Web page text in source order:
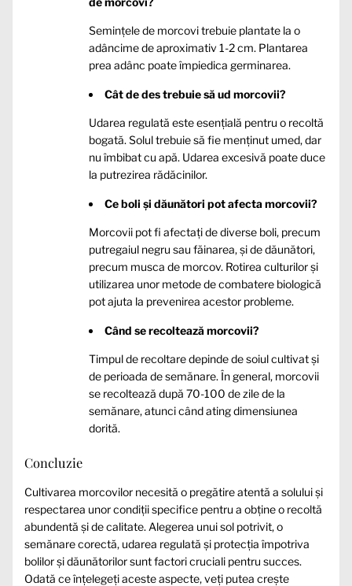
Semințele de morcovi trebuie plantate la o
adâncime de aproximativ 1-2 cm. Plantarea
prea adânc poate împiedica germinarea.
Cât de des trebuie să ud morcovii?
Udarea regulată este esențială pentru o recoltă
bogată. Solul trebuie să fie menținut umed, dar
nu îmbibat cu apă. Udarea excesivă poate duce
la putrezirea rădăcinilor.
Ce boli și dăunători pot afecta morcovii?
Morcovii pot fi afectați de diverse boli, precum
putregaiul negru sau făinarea, și de dăunători,
precum musca de morcov. Rotirea culturilor și
utilizarea unor metode de combatere biologică
pot ajuta la prevenirea acestor probleme.
Când se recoltează morcovii?
Timpul de recoltare depinde de soiul cultivat și
de perioada de semănare. În general, morcovii
se recoltează după 70-100 de zile de la
semănare, atunci când ating dimensiunea
dorită.
Concluzie
Cultivarea morcovilor necesită o pregătire atentă a solului și
respectarea unor condiții specifice pentru a obține o recoltă
abundentă și de calitate. Alegerea unui sol potrivit, o
semănare corectă, udarea regulată și protecția împotriva
bolilor și dăunătorilor sunt factori cruciali pentru succes.
Odată ce înțelegeți aceste aspecte, veți putea crește